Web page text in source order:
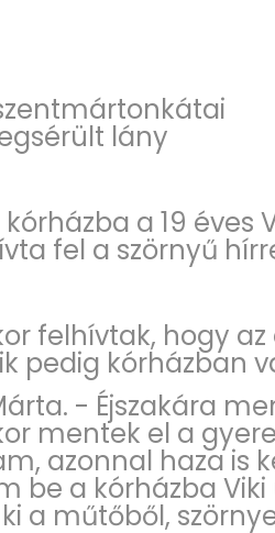
lány
a 19 éves
fel a szörnyű
felhívtak, hogy az
pedig kórházban
- Éjszakára
mentek el a
azonnal haza is
be a kórházba Viki
a műtőből,